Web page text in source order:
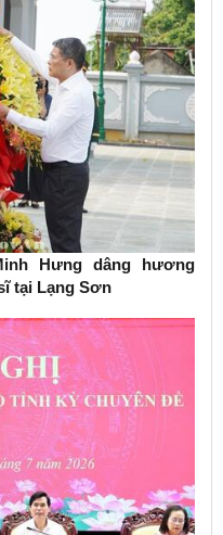
Hưng dâng hương
tại Lạng Sơn